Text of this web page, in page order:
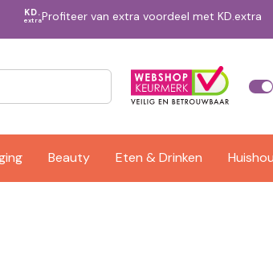
KD.
extraProfiteer van extra voordeel met KD.extra
Beauty Eten & Drinken